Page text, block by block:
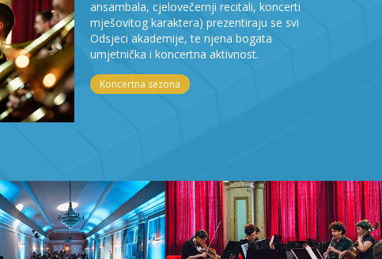
ansambala, cjelovečernji recitali, koncerti
mješovitog karaktera) prezentiraju se svi
Odsjeci akademije, te njena bogata
umjetnička i koncertna aktivnost.
Koncertna sezona